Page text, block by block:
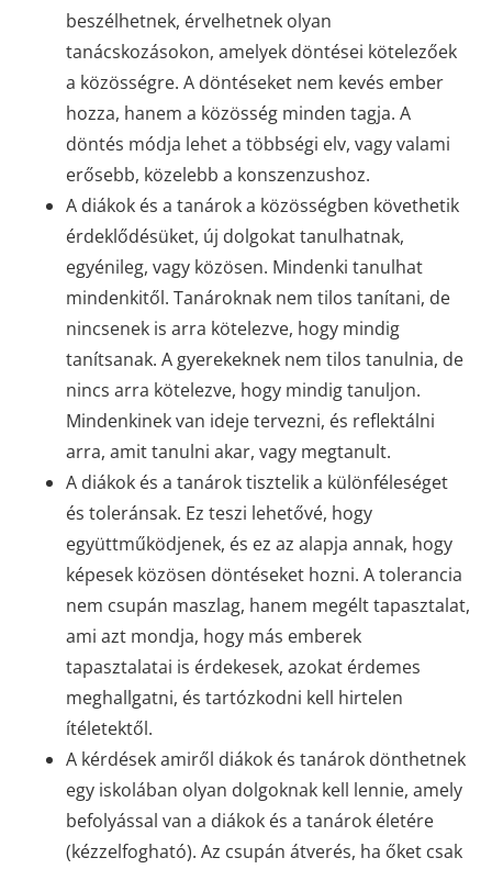
beszélhetnek, érvelhetnek olyan
tanácskozásokon, amelyek döntései kötelezőek
a közösségre. A döntéseket nem kevés ember
hozza, hanem a közösség minden tagja. A
döntés módja lehet a többségi elv, vagy valami
erősebb, közelebb a konszenzushoz.
A diákok és a tanárok a közösségben követhetik
érdeklődésüket, új dolgokat tanulhatnak,
egyénileg, vagy közösen. Mindenki tanulhat
mindenkitől. Tanároknak nem tilos tanítani, de
nincsenek is arra kötelezve, hogy mindig
tanítsanak. A gyerekeknek nem tilos tanulnia, de
nincs arra kötelezve, hogy mindig tanuljon.
Mindenkinek van ideje tervezni, és reflektálni
arra, amit tanulni akar, vagy megtanult.
A diákok és a tanárok tisztelik a különféleséget
és toleránsak. Ez teszi lehetővé, hogy
együttműködjenek, és ez az alapja annak, hogy
képesek közösen döntéseket hozni. A tolerancia
nem csupán maszlag, hanem megélt tapasztalat,
ami azt mondja, hogy más emberek
tapasztalatai is érdekesek, azokat érdemes
meghallgatni, és tartózkodni kell hirtelen
ítéletektől.
A kérdések amiről diákok és tanárok dönthetnek
egy iskolában olyan dolgoknak kell lennie, amely
befolyással van a diákok és a tanárok életére
(kézzelfogható). Az csupán átverés, ha őket csak